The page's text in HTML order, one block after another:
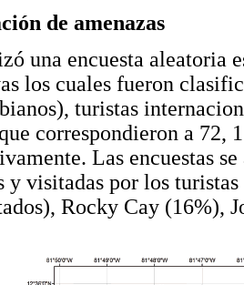
de amenazas
una encuesta aleatoria
los cuales fueron
turistas
correspondieron a 72,
Las encuestas
y visitadas por los
Rocky Cay (16%),